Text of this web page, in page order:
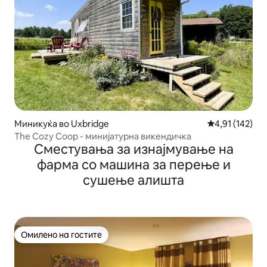
Миникуќа во Uxbridge Просечна
4,91 (142)
The Cozy Coop - минијатурна викендичка
Сместувања за изнајмување на
фарма со машина за перење и
сушење алишта
Омилено на гостите
Омилено на гостите